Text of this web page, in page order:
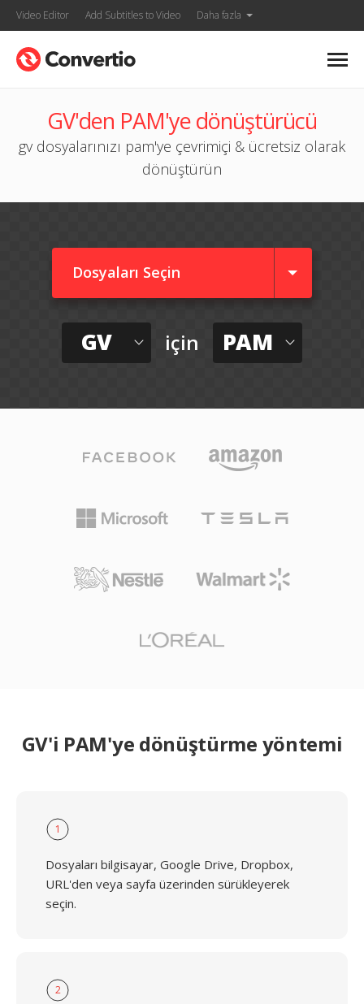
Video Editor Add Subtitles to Video Daha fazla
GV'den PAM'ye dönüştürücü
gv dosyalarınızı pam'ye çevrimiçi & ücretsiz olarak
dönüştürün
Dosyaları Seçin
GV için PAM
GV'i PAM'ye dönüştürme yöntemi
1
Dosyaları bilgisayar, Google Drive, Dropbox,
URL'den veya sayfa üzerinden sürükleyerek
seçin.
2